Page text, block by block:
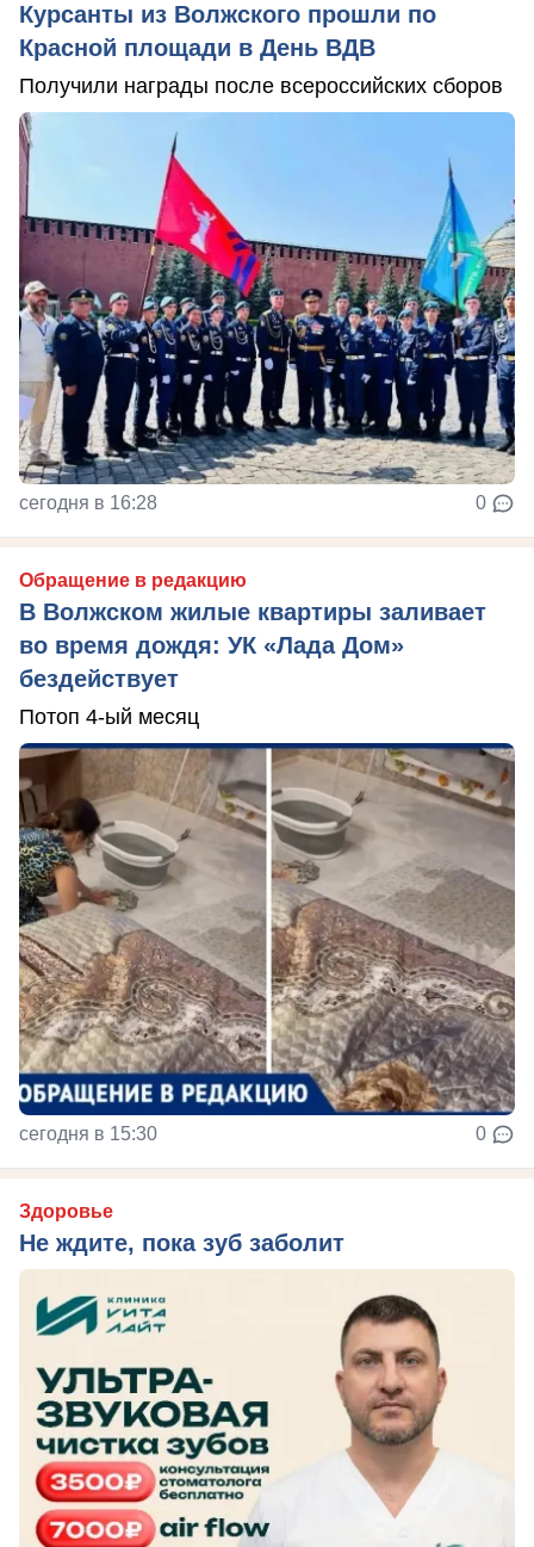
Курсанты из Волжского прошли по
Красной площади в День ВДВ
Получили награды после всероссийских сборов
сегодня в 16:28 0
Обращение в редакцию
В Волжском жилые квартиры заливает
во время дождя: УК «Лада Дом»
бездействует
Потоп 4-ый месяц
сегодня в 15:30 0
Здоровье
Не ждите, пока зуб заболит